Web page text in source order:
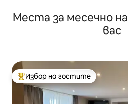
Места за месечно
вас
Най-популярен избор на
Избор на гостите